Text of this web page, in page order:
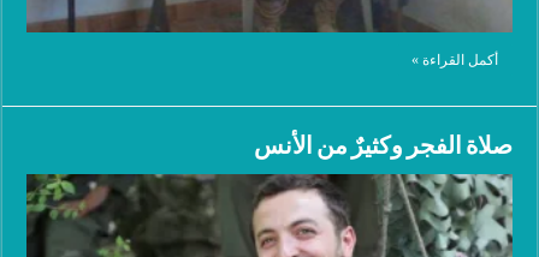
أكمل القراءة »
صلاة الفجر وكثيرٌ من الأنس